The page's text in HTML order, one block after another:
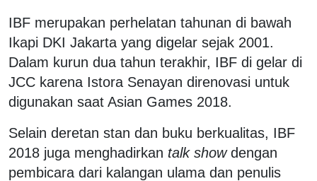
IBF merupakan perhelatan tahunan di bawah
Ikapi DKI Jakarta yang digelar sejak 2001.
Dalam kurun dua tahun terakhir, IBF di gelar di
JCC karena Istora Senayan direnovasi untuk
digunakan saat Asian Games 2018.
Selain deretan stan dan buku berkualitas, IBF
2018 juga menghadirkan talk showdengan
pembicara dari kalangan ulama dan penulis